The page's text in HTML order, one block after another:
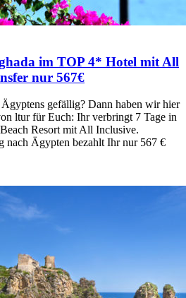
im TOP 4* Hotel mit All
nur 567€
gefällig? Dann haben wir hier
ltur für Euch: Ihr verbringt 7 Tage in
Resort mit All Inclusive.
Ägypten bezahlt Ihr nur 567 €